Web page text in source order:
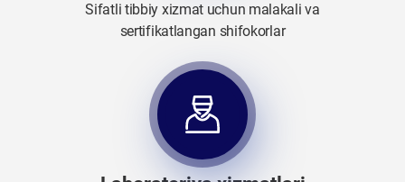
Sifatli tibbiy xizmat uchun malakali va
sertifikatlangan shifokorlar